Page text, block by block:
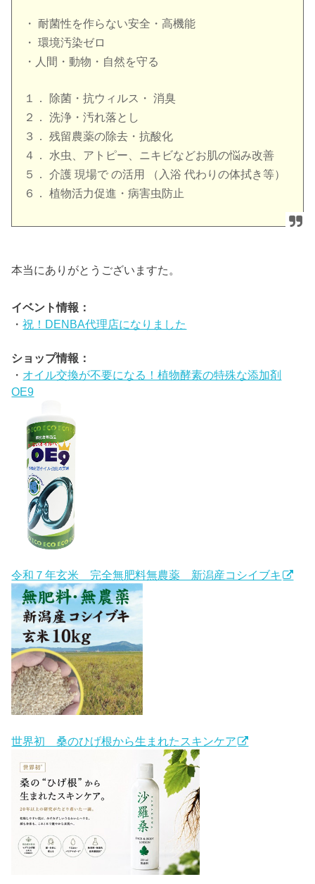
・ 耐菌性を作らない安全・高機能
・ 環境汚染ゼロ
・人間・動物・自然を守る
１． 除菌・抗ウィルス・ 消臭
２． 洗浄・汚れ落とし
３． 残留農薬の除去・抗酸化
４． 水虫、アトピー、ニキビなどお肌の悩み改善
５． 介護 現場で の活用 （入浴 代わりの体拭き等）
６． 植物活力促進・病害虫防止
本当にありがとうございますた。
イベント情報：
・祝！DENBA代理店になりました
ショップ情報：
・ オイル交換が不要になる！植物酵素の特殊な添加剤
OE9
令和７年玄米 完全無肥料無農薬 新潟産コシイブキ
世界初 桑のひげ根から生まれたスキンケア